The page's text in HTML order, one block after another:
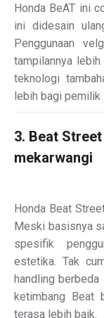
Honda BeAT ini
ini didesain
Penggunaan
tampilannya
teknologi
lebih bagi pemilik
3. Beat
mekarwangi
Honda Beat
Meski basisnya
spesifik
estetika. Tak
handling
ketimbang Beat
terasa lebih baik.